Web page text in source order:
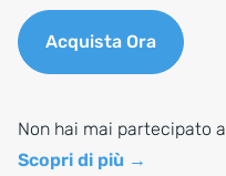
Acquista Ora
Non hai mai partecipato a
Scopri di più →